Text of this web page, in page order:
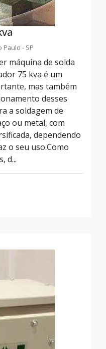
Paulo - SP
máquina de solda
75 kva é um
mas também
desses
a soldagem de
ou metal, com
dependendo
o seu uso.Como
d...